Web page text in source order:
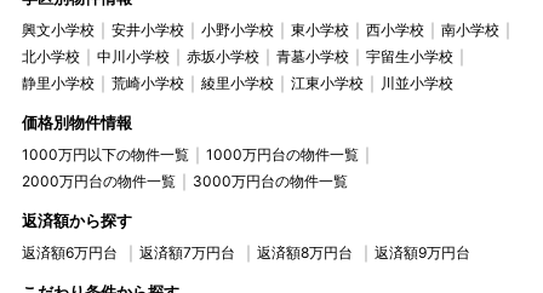
興文小学校 安井小学校 小野小学校 東小学校 西小学校
南小学校
北小学校
中川小学校 赤坂小学校 青墓小学校
宇留生小学校
静里小学校
荒崎小学校 綾里小学校 江東小学校 川並小学校
価格別物件情報
1000万円以下の物件一覧
1000万円台の物件一覧
2000万円台の物件一覧
3000万円台の物件一覧
返済額から探す
返済額6万円台 返済額7万円台 返済額8万円台 返済額9万円台